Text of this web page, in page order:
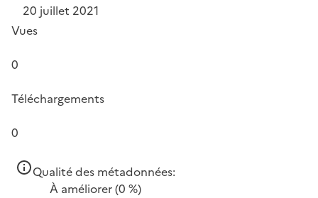
20 juillet 2021
Vues
0
Téléchargements
0
Qualité des métadonnées:
À améliorer(0 %)